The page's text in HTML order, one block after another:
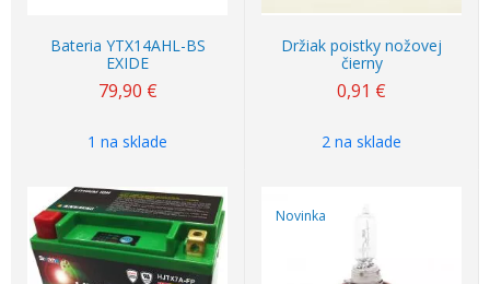
Bateria YTX14AHL-BS
EXIDE
79,90 €
1 na sklade
Držiak poistky nožovej
čierny
0,91 €
2 na sklade
Novinka